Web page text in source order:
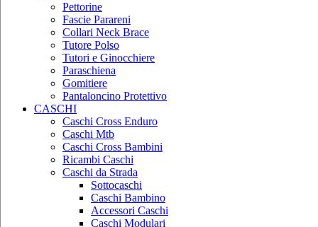
Pettorine
Fascie Parareni
Collari Neck Brace
Tutore Polso
Tutori e Ginocchiere
Paraschiena
Gomitiere
Pantaloncino Protettivo
CASCHI
Caschi Cross Enduro
Caschi Mtb
Caschi Cross Bambini
Ricambi Caschi
Caschi da Strada
Sottocaschi
Caschi Bambino
Accessori Caschi
Caschi Modulari